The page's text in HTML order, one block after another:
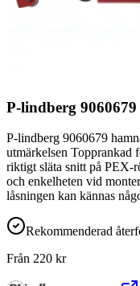
P-lindberg 9060679
P-lindberg 9060679
utmärkelsen Topprankad
riktigt släta snitt på PEX-
och enkelheten vid
låsningen kan kännas
Rekommenderad
Från 220 kr